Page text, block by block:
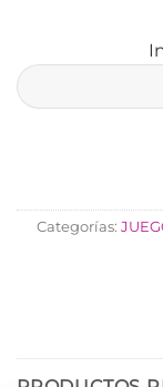
Categorías: